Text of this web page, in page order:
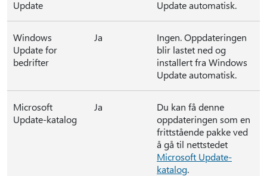
Update Update automatisk.
Windows
Update for
bedrifter
Ja
Ingen. Oppdateringen
blir lastet ned og
installert fra Windows
Update automatisk.
Microsoft
Update-katalog
Ja
Du kan få denne
oppdateringen som en
frittstående pakke ved
å gå til nettstedet
Microsoft Update-
katalog.